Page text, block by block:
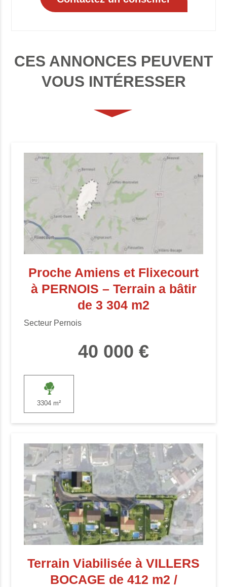
CES ANNONCES PEUVENT
VOUS INTÉRESSER
Proche Amiens et Flixecourt
à PERNOIS – Terrain a bâtir
de 3 304 m2
Secteur Pernois
40 000 €
3304 m²
Terrain Viabilisée à VILLERS
BOCAGE de 412 m2 /